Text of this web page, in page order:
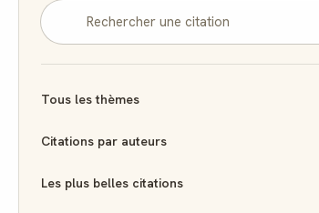
Tous les thèmes
Citations par auteurs
Les plus belles citations